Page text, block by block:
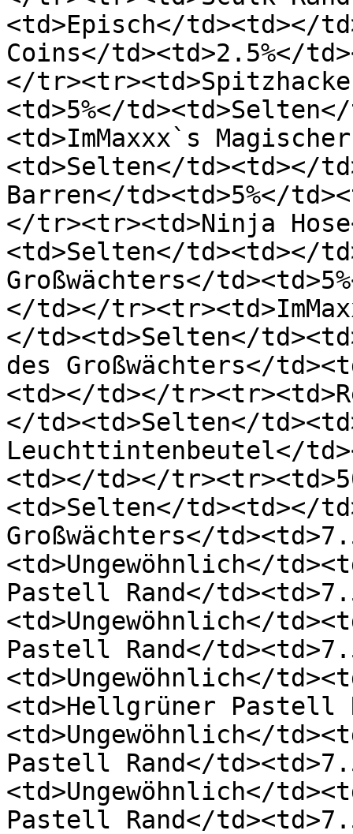
<td>Episch</td><td></
Coins</td><td>2.5%</
</
<td>5%</
<td>ImMaxxx`s
<td>Selten</td><td></
Barren</td><td>5%</
</tr><tr><td>Ninja
<td>Selten</td><td></
Großwächters</
</td></
</td><td>Selten</
des Großwächters</
<td></td></
</td><td>Selten</
Leuchttintenbeutel</
<td></td></
<td>Selten</td><td></
Großwächters</
<td>Ungewöhnlich</
Pastell Rand</
<td>Ungewöhnlich</
Pastell Rand</
<td>Ungewöhnlich</
<td>Hellgrüner Pastell
<td>Ungewöhnlich</
Pastell Rand</
<td>Ungewöhnlich</
Pastell Rand</